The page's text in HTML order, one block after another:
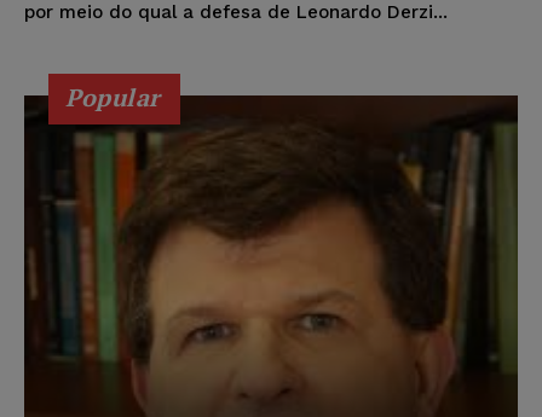
por meio do qual a defesa de Leonardo Derzi...
Popular